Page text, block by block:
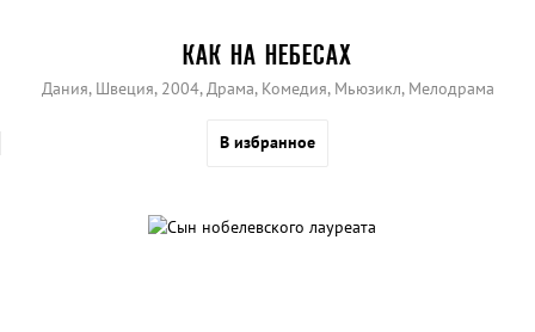
КАК НА НЕБЕСАХ
Дания, Швеция, 2004, Драма, Комедия, Мьюзикл, Мелодрама
В избранное